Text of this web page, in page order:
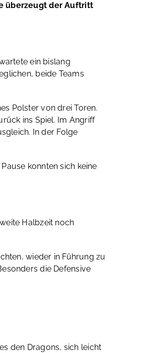
überzeugt der Auftritt
ein bislang
beide Teams
Polster von drei Toren.
ins Spiel. Im Angriff
In der Folge
konnten sich keine
Halbzeit noch
wieder in Führung zu
die Defensive
den Dragons, sich leicht